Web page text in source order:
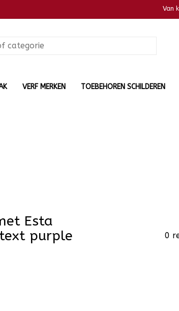
Van
VERF MERKEN TOEBEHOREN SCHILDEREN
Esta
text purple
0